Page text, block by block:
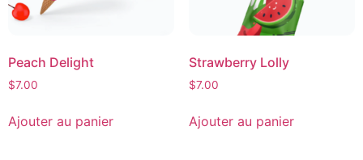
Peach Delight
$7.00
Ajouter au panier
Strawberry Lolly
$7.00
Ajouter au panier